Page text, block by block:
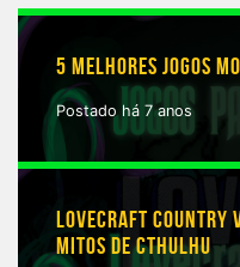
5 MELHORES JOGOS
Postado há 7 anos
LOVECRAFT COUNTRY
MITOS DE CTHULHU